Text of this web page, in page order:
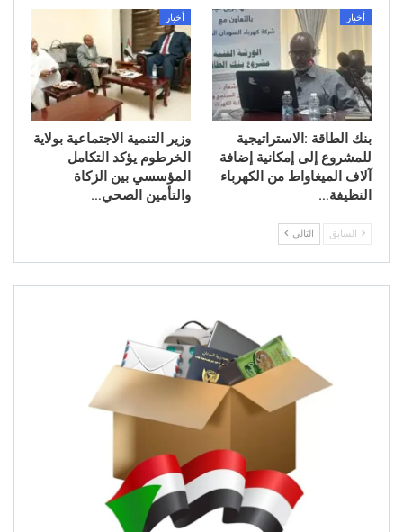
أخبار
بنك الطاقة :الاستراتيجية
للمشروع إلى إمكانية إضافة
آلاف الميغاواط من الكهرباء
النظيفة…
أخبار
وزير التنمية الاجتماعية بولاية
الخرطوم يؤكد التكامل
المؤسسي بين الزكاة
والتأمين الصحي…
السابق التالي